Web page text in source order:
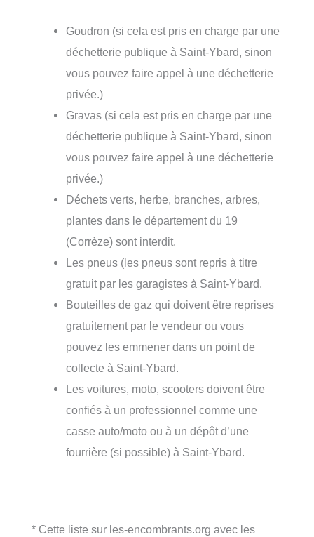
Goudron (si cela est pris en charge par une
déchetterie publique à Saint-Ybard, sinon
vous pouvez faire appel à une déchetterie
privée.)
Gravas (si cela est pris en charge par une
déchetterie publique à Saint-Ybard, sinon
vous pouvez faire appel à une déchetterie
privée.)
Déchets verts, herbe, branches, arbres,
plantes dans le département du 19
(Corrèze) sont interdit.
Les pneus (les pneus sont repris à titre
gratuit par les garagistes à Saint-Ybard.
Bouteilles de gaz qui doivent être reprises
gratuitement par le vendeur ou vous
pouvez les emmener dans un point de
collecte à Saint-Ybard.
Les voitures, moto, scooters doivent être
confiés à un professionnel comme une
casse auto/moto ou à un dépôt d’une
fourrière (si possible) à Saint-Ybard.
* Cette liste sur les-encombrants.org avec les